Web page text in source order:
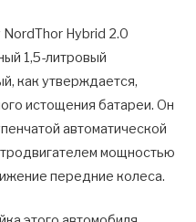
NordThor Hybrid 2.0
1,5-литровый
как утверждается,
истощения батареи. Он
автоматической
мощностью
передние колеса.